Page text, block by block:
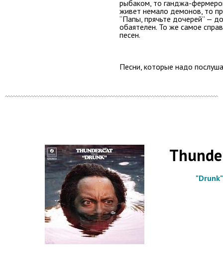
рыбаком, то ганджа-
живет немало демонов, то
“Папы, прячьте дочерей” —
обаятелен. То же самое
песен.
Песни, которые надо
"Drunk"